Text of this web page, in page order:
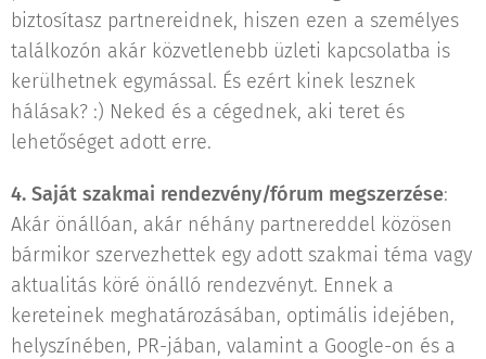
biztosítasz partnereidnek, hiszen ezen a személyes
találkozón akár közvetlenebb üzleti kapcsolatba is
kerülhetnek egymással. És ezért kinek lesznek
hálásak? :) Neked és a cégednek, aki teret és
lehetőséget adott erre.
4. Saját szakmai rendezvény/fórum megszerzése:
Akár önállóan, akár néhány partnereddel közösen
bármikor szervezhettek egy adott szakmai téma vagy
aktualitás köré önálló rendezvényt. Ennek a
kereteinek meghatározásában, optimális idejében,
helyszínében, PR-jában, valamint a Google-on és a